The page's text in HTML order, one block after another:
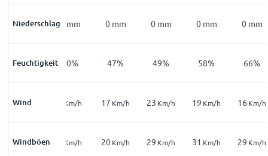
Niederschlag
0 mm 0 mm 0 mm 0 mm 0 mm 0 mm
Feuchtigkeit
65% 50% 47% 49% 58% 66%
Wind
5Km/h Km/h 17 Km/h 23 Km/h 19 Km/h 16 Km/h
Windböen
9Km/h Km/h 20Km/h 29 Km/h 31 Km/h 29 Km/h